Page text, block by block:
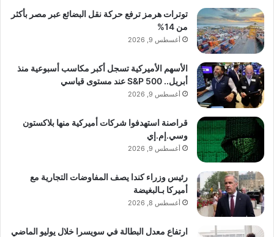
توترات هرمز ترفع حركة نقل البضائع عبر مصر بأكثر
من 14%
أغسطس 9, 2026
الأسهم الأميركية تسجل أكبر مكاسب أسبوعية منذ
أبريل.. S&P 500 عند مستوى قياسي
أغسطس 9, 2026
قراصنة استهدفوا شركات أميركية منها بلاكستون
وسي.إم.إي
أغسطس 9, 2026
رئيس وزراء كندا يصف المفاوضات التجارية مع
أميركا بـالبغيضة
أغسطس 8, 2026
ارتفاع معدل البطالة في سويسرا خلال يوليو الماضي